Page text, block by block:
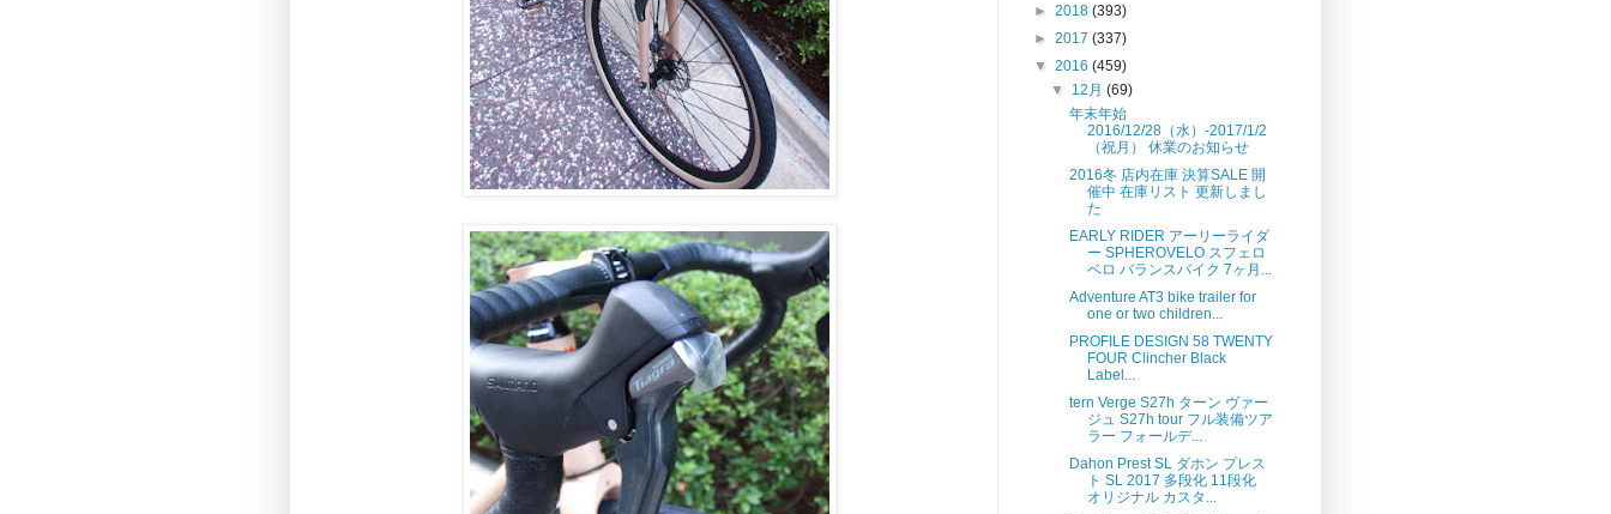
► 2018 (393)
► 2017 (337)
▼ 2016 (459)
▼ 12月(69)
年末年始
2016/12/28（水）-2017/1/2
（祝月） 休業のお知らせ
2016冬 店内在庫 決算SALE 開
催中 在庫リスト 更新しまし
た
EARLY RIDER アーリーライダ
ー SPHEROVELO スフェロ
ベロ バランスバイク 7ヶ月...
Adventure AT3 bike trailer for
one or two children...
PROFILE DESIGN 58 TWENTY
FOUR Clincher Black
Label...
tern Verge S27h ターン ヴァー
ジュ S27h tour フル装備ツア
ラー フォールデ...
Dahon Prest SL ダホン プレス
ト SL 2017 多段化 11段化
オリジナル カスタ...